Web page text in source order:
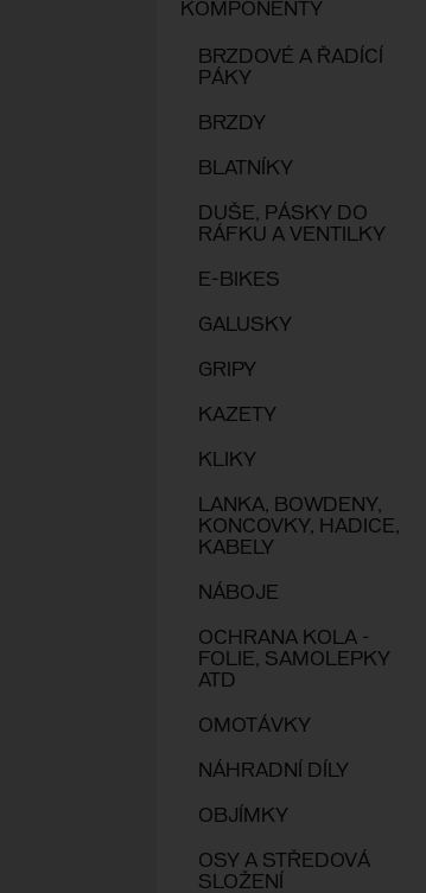
KOMPONENTY
BRZDOVÉ A ŘADÍCÍ
PÁKY
BRZDY
BLATNÍKY
DUŠE, PÁSKY DO
RÁFKU A VENTILKY
E-BIKES
GALUSKY
GRIPY
KAZETY
KLIKY
LANKA, BOWDENY,
KONCOVKY, HADICE,
KABELY
NÁBOJE
OCHRANA KOLA -
FOLIE, SAMOLEPKY
ATD
OMOTÁVKY
NÁHRADNÍ DÍLY
OBJÍMKY
OSY A STŘEDOVÁ
SLOŽENÍ